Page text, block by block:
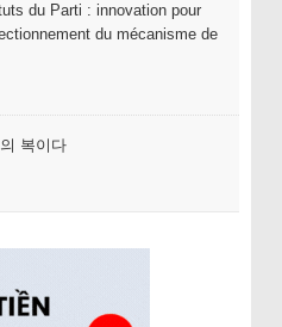
du Parti : innovation pour
du mécanisme de
복이다